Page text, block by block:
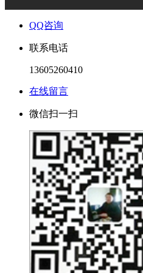
QQ咨询
联系电话
13605260410
在线留言
微信扫一扫